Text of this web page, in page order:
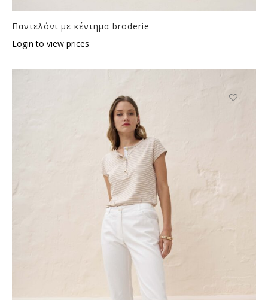
Παντελόνι με κέντημα broderie
Login to view prices